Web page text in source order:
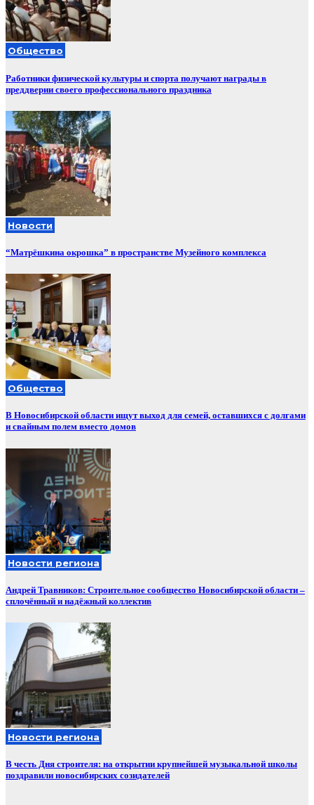
Общество
Работники физической культуры и спорта получают награды в
преддверии своего профессионального праздника
Новости
“Матрёшкина окрошка” в пространстве Музейного комплекса
Общество
В Новосибирской области ищут выход для семей, оставшихся с долгами
и свайным полем вместо домов
Новости региона
Андрей Травников: Строительное сообщество Новосибирской области –
сплочённый и надёжный коллектив
Новости региона
В честь Дня строителя: на открытии крупнейшей музыкальной школы
поздравили новосибирских созидателей